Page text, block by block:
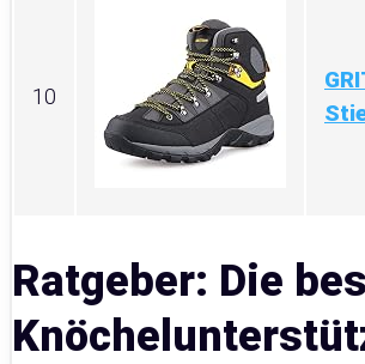
10
Ratgeber: Die